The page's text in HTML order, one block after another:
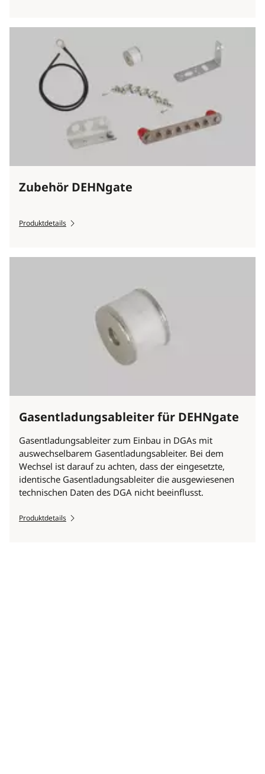
Zubehör DEHNgate
Produktdetails
Gasentladungsableiter für DEHNgate
Gasentladungsableiter zum Einbau in DGAs mit
auswechselbarem Gasentladungsableiter. Bei dem
Wechsel ist darauf zu achten, dass der eingesetzte,
identische Gasentladungsableiter die ausgewiesenen
technischen Daten des DGA nicht beeinflusst.
Produktdetails